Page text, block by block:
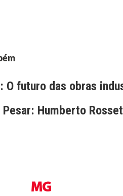
O futuro das obras
Pesar: Humberto